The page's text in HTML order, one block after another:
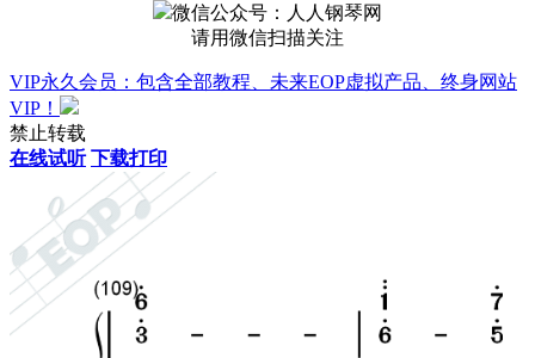
微信公众号：人人钢琴网
请用微信扫描关注
VIP永久会员：包含全部教程、未来EOP虚拟产品、终身网站
VIP！
禁止转载
在线试听 下载打印